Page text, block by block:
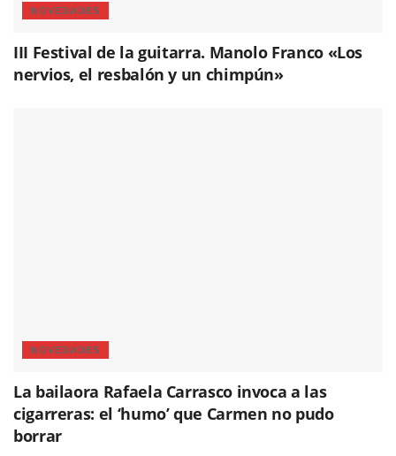
NOVEDADES
III Festival de la guitarra. Manolo Franco «Los
nervios, el resbalón y un chimpún»
NOVEDADES
La bailaora Rafaela Carrasco invoca a las
cigarreras: el ‘humo’ que Carmen no pudo
borrar